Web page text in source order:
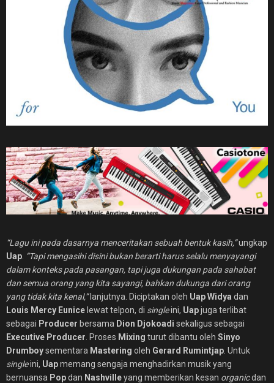
“Lagu ini pada dasarnya menceritakan sebuah bentuk kasih,”ungkap
Uap “Tapi mengasihi disini bukan berarti harus selalu menyayangi
dalam konteks pada pasangan, tapi juga dukungan pada sahabat
dan semua orang yang kita sayangi, bahkan dukunga dari orang
yang tidak kita kenal,”lanjutnya. Diciptakan oleh Uap Widya dan
Louis Mercy Eunice lewat telpon, di singleini, Uapjuga terlibat
sebagai Producer bersama Dion Djokoadi sekaligus sebagai
Executive Producer . Proses Mixing turut dibantu oleh Sinyo
Drumboysementara Mastering oleh Gerard Rumintjap . Untuk
singleini, Uapmemang sengaja menghadirkan musik yang
bernuansa Popdan Nashvilleyang memberikan kesan organicdan